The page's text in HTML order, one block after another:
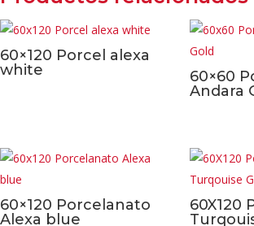
60×120 Porcel alexa
white
60×60
Andara
60×120 Porcelanato
Alexa blue
60X120